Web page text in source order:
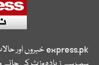
express.pkخبروں اور